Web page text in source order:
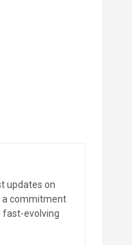
updates on
a commitment
fast-evolving